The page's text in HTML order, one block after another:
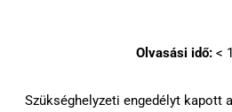
Olvasási idő: < 1
Szükséghelyzeti engedélyt kapott